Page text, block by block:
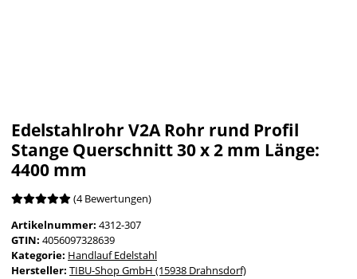
Edelstahlrohr V2A Rohr rund Profil
Stange Querschnitt 30 x 2 mm Länge:
4400 mm
(4 Bewertungen)
Artikelnummer: 4312-307
GTIN: 4056097328639
Kategorie: Handlauf Edelstahl
Hersteller: TIBU-Shop GmbH (15938 Drahnsdorf)